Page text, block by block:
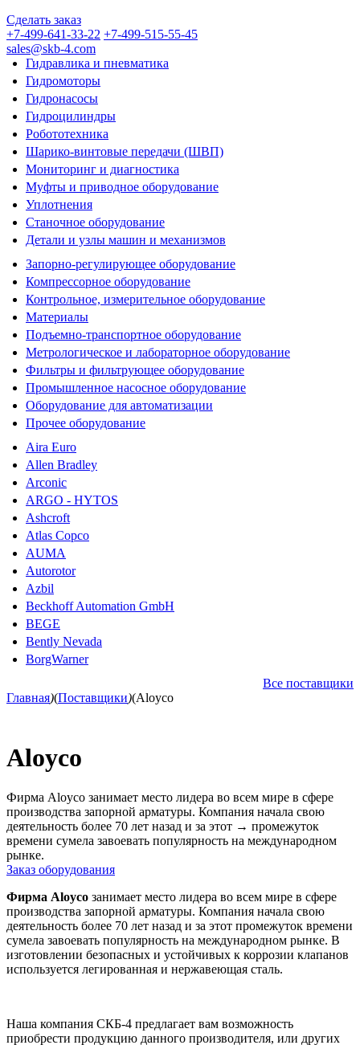
Сделать заказ
+7-499-641-33-22 +7-499-515-55-45
sales@skb-4.com
Гидравлика и пневматика
Гидромоторы
Гидронасосы
Гидроцилиндры
Робототехника
Шарико-винтовые передачи (ШВП)
Мониторинг и диагностика
Муфты и приводное оборудование
Уплотнения
Станочное оборудование
Детали и узлы машин и механизмов
Запорно-регулирующее оборудование
Компрессорное оборудование
Контрольное, измерительное оборудование
Материалы
Подъемно-транспортное оборудование
Метрологическое и лабораторное оборудование
Фильтры и фильтрующее оборудование
Промышленное насосное оборудование
Оборудование для автоматизации
Прочее оборудование
Aira Euro
Allen Bradley
Arconic
ARGO - HYTOS
Ashcroft
Atlas Copco
AUMA
Autorotor
Azbil
Beckhoff Automation GmbH
BEGE
Bently Nevada
BorgWarner
Все поставщики
Главная)(Поставщики)(Aloyco
Aloyco
Фирма Aloyco занимает место лидера во всем мире в сфере
производства запорной арматуры. Компания начала свою
деятельность более 70 лет назад и за этот → промежуток
времени сумела завоевать популярность на международном
рынке.
Заказ оборудования
Фирма Aloyco занимает место лидера во всем мире в сфере
производства запорной арматуры. Компания начала свою
деятельность более 70 лет назад и за этот промежуток времени
сумела завоевать популярность на международном рынке. В
изготовлении безопасных и устойчивых к коррозии клапанов
используется легированная и нержавеющая сталь.
Наша компания СКБ-4 предлагает вам возможность
приобрести продукцию данного производителя, или других